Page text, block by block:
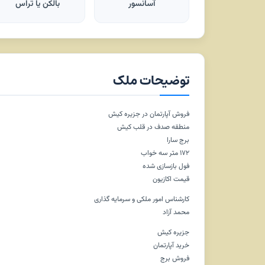
آسانسور بالکن یا تراس
توضیحات ملک
فروش آپارتمان در جزیره کیش
منطقه صدف در قلب کیش
برج سارا
۱۷۲ متر سه خواب
فول بازسازی شده
قیمت اکازیون
کارشناس امور ملکی و سرمایه گذاری
محمد آزاد
جزیره کیش
خرید آپارتمان
فروش برج